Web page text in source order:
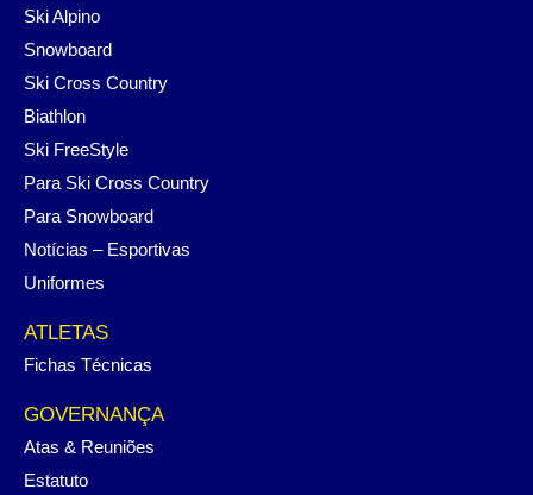
Ski Alpino
Snowboard
Ski Cross Country
Biathlon
Ski FreeStyle
Para Ski Cross Country
Para Snowboard
Notícias – Esportivas
Uniformes
ATLETAS
Fichas Técnicas
GOVERNANÇA
Atas & Reuniões
Estatuto